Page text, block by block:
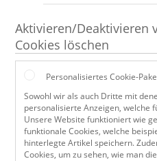
Aktivieren/Deaktivieren
Cookies löschen
Personalisiertes Cookie-
Sowohl wir als auch Dritte mit
personalisierte Anzeigen, welche
Unsere Website funktioniert wie
funktionale Cookies, welche
hinterlegte Artikel speichern.
Cookies, um zu sehen, wie man